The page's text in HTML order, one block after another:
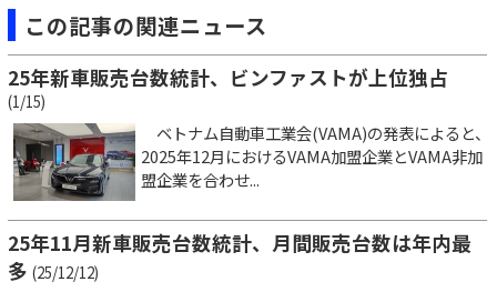
この記事の関連ニュース
25年新車販売台数統計、ビンファストが上位独占
(1/15)
ベトナム自動車工業会(VAMA)の発表によると、
2025年12月におけるVAMA加盟企業とVAMA非加
盟企業を合わせ...
25年11月新車販売台数統計、月間販売台数は年内最
多 (25/12/12)